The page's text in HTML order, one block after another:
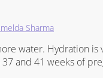
Sharma
water. Hydration
and 41 weeks of